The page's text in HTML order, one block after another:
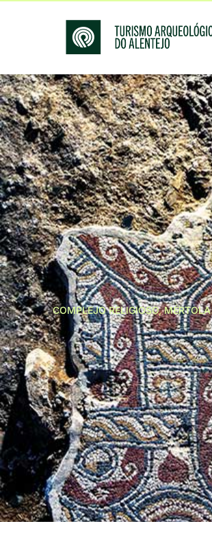
COMPLEJO RELIGIOSO, MÉRTOLA